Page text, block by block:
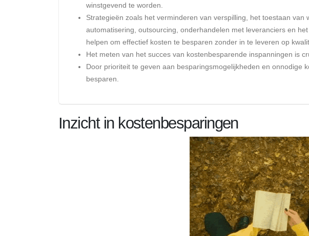
winstgevend te worden.
Strategieën zoals het verminderen van verspilling, het toestaan ​​van
automatisering, outsourcing, onderhandelen met leveranciers en
helpen om effectief kosten te besparen zonder in te leveren op
Het meten van het succes van kostenbesparende inspanningen is
Door prioriteit te geven aan besparingsmogelijkheden en onnodige
besparen.
Inzicht in kostenbesparingen